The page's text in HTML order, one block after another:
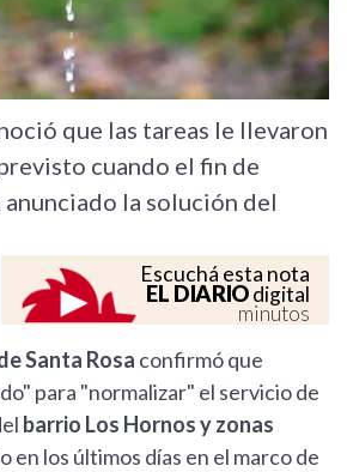
que las tareas le llevaron
cuando el fin de
anunciado la solución del
Escuchá esta nota
EL DIARIOdigital
minutos
Santa Rosa confirmó que
para "normalizar" el servicio de
barrio Los Hornos y zonas
en los últimos días en el marco de